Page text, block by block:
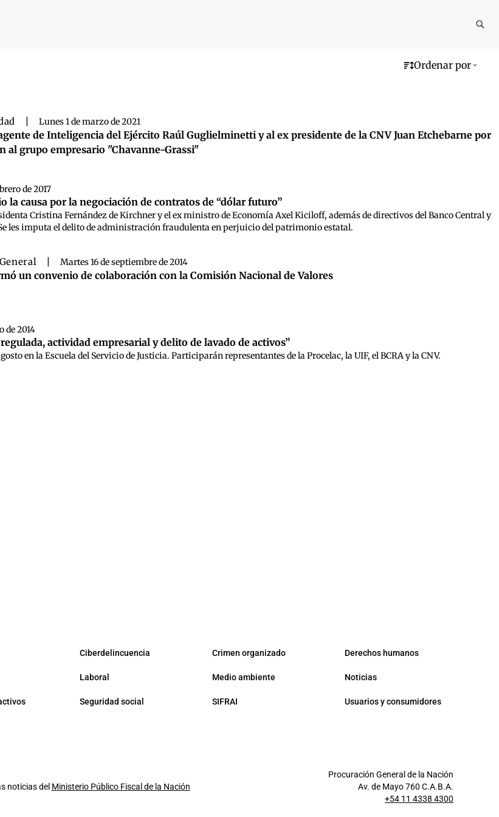
Ordenar por
Lunes 1 de marzo de 2021
de Inteligencia del Ejército Raúl Guglielminetti y al ex presidente de la CNV Juan Etchebarne por
al grupo empresario "Chavanne-Grassi"
de 2017
la causa por la negociación de contratos de “dólar futuro”
Cristina Fernández de Kirchner y el ex ministro de Economía Axel Kiciloff, además de directivos del Banco Central y
les imputa el delito de administración fraudulenta en perjuicio del patrimonio estatal.
Martes 16 de septiembre de 2014
un convenio de colaboración con la Comisión Nacional de Valores
de 2014
actividad empresarial y delito de lavado de activos”
en la Escuela del Servicio de Justicia. Participarán representantes de la Procelac, la UIF, el BCRA y la CNV.
Ciberdelincuencia Crimen organizado Derechos humanos
Laboral Medio ambiente Noticias
Seguridad social SIFRAI Usuarios y consumidores
noticias del Ministerio Público Fiscal de la Nación
Procuración General de la Nación
Av. de Mayo 760 C.A.B.A.
+54 11 4338 4300